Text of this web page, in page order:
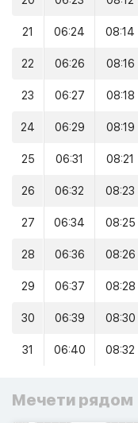
21 06:24 08:14
22 06:26 08:16
23 06:27 08:18
24 06:29 08:19
25 06:31 08:21
26 06:32 08:23
27 06:34 08:25
28 06:36 08:26
29 06:37 08:28
30 06:39 08:30
31 06:40 08:32
Мечети рядом